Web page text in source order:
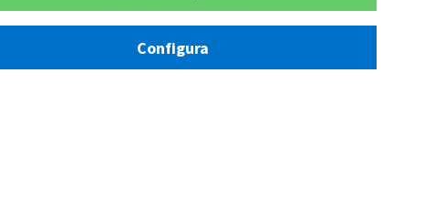
Configura